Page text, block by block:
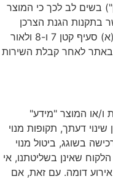
הצרכן") בשים לב לכך כי המוצר
בתקנות הגנת הצרכן
(ביטול עסקה), תשע"א-2010 בסעיף 6 (א) סעיף קטן 7 ו-8 ולאור
באתר לאחר קבלת השירות
ו/או המוצר "מידע"
דעתך, תקופות מנוי
בשוגג, ביטול מנוי
שאינן בשליטתנו, אי
דומה. עם זאת, אם